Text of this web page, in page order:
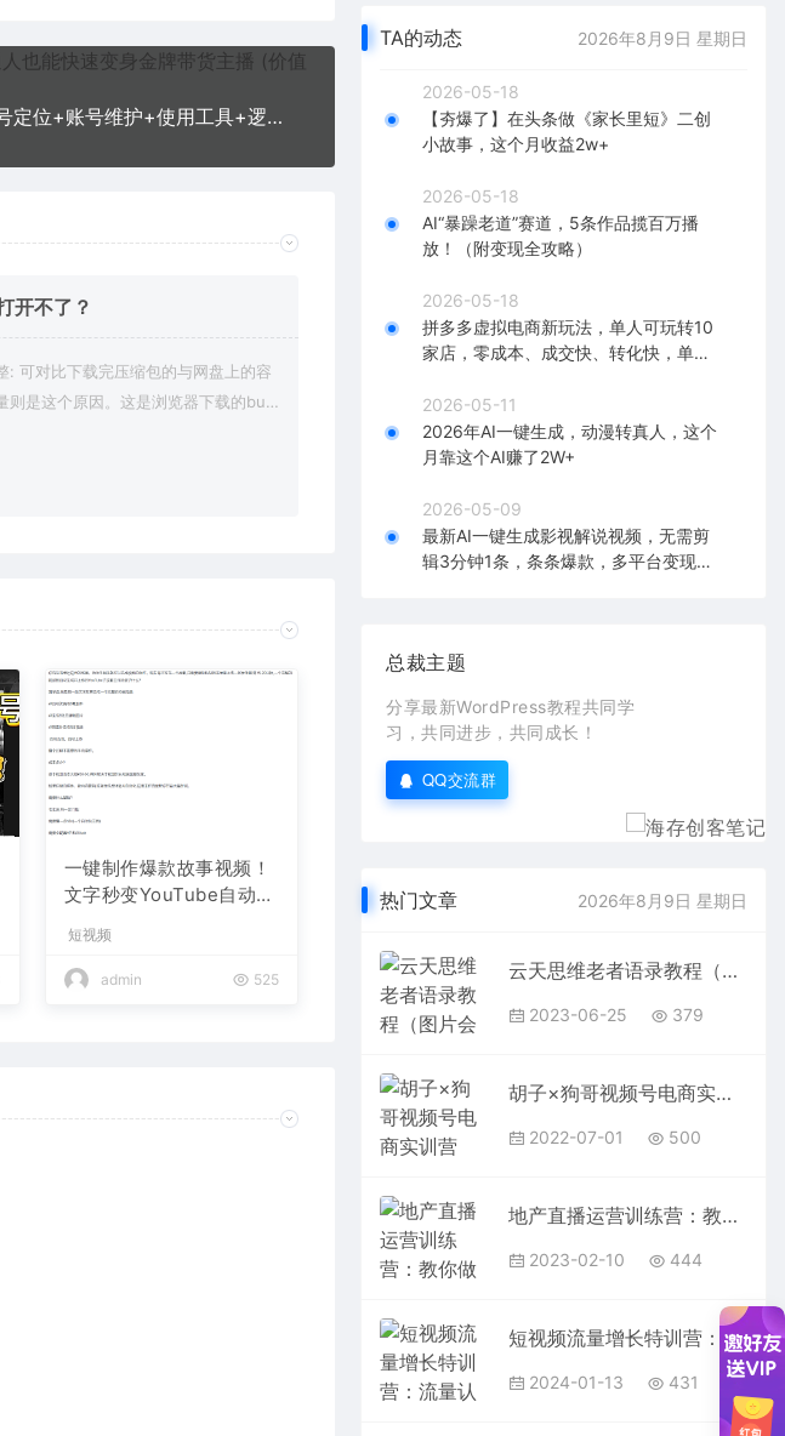
短视频运营思维课：账号定位+账号维护+使用工具+逻辑分析（10节课）
开不了？
: 可对比下载完压缩包的与网盘上的容
则是这个原因。这是浏览器下载的bu
一键制作爆款故事视频！
文字秒变YouTube自动发
短视频
admin 525
TA的动态 2026年8月9日 星期日
2026-05-18
【夯爆了】在头条做《家长里短》二创
小故事，这个月收益2w+
2026-05-18
AI“暴躁老道”赛道，5条作品揽百万播
放！（附变现全攻略）
2026-05-18
拼多多虚拟电商新玩法，单人可玩转10
家店，零成本、成交快、转化快，单店
2026-05-11
2026年AI一键生成，动漫转真人，这个
月靠这个AI赚了2W+
2026-05-09
最新AI一键生成影视解说视频，无需剪
辑3分钟1条，条条爆款，多平台变现日
总裁主题
分享最新WordPress教程共同学
习，共同进步，共同成长！
QQ交流群
热门文章 2026年8月9日 星期日
云天思维老者语录教程（图片会说话）
2023-06-25 379
胡子×狗哥视频号电商实训营2.0，实测21天最高佣金61W
2022-07-01 500
地产直播运营训练营：教你做能变现的地产号（直播运营实操+投放+变现合集）
2023-02-10 444
短视频流量增长特训营：流量认知+数据认知+起号认知+产品认知（10节课）
2024-01-13 431